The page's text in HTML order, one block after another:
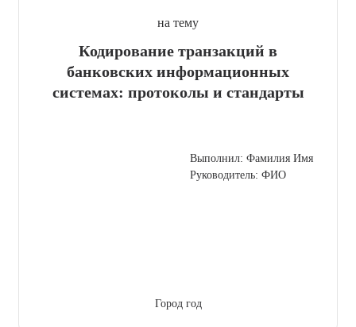
на тему
Кодирование транзакций в
банковских информационных
системах: протоколы и стандарты
Выполнил: Фамилия Имя
Руководитель: ФИО
Город год